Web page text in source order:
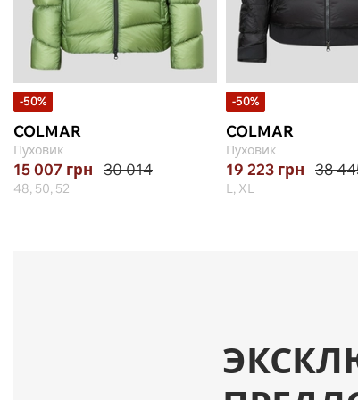
-50%
COLMAR
Пуховик
15 007 грн 30 014
48, 50, 52
-50%
COLMAR
Пуховик
19 223 грн 38
L, XL